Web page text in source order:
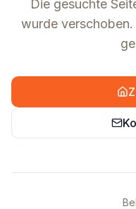
Die gesuchte
wurde